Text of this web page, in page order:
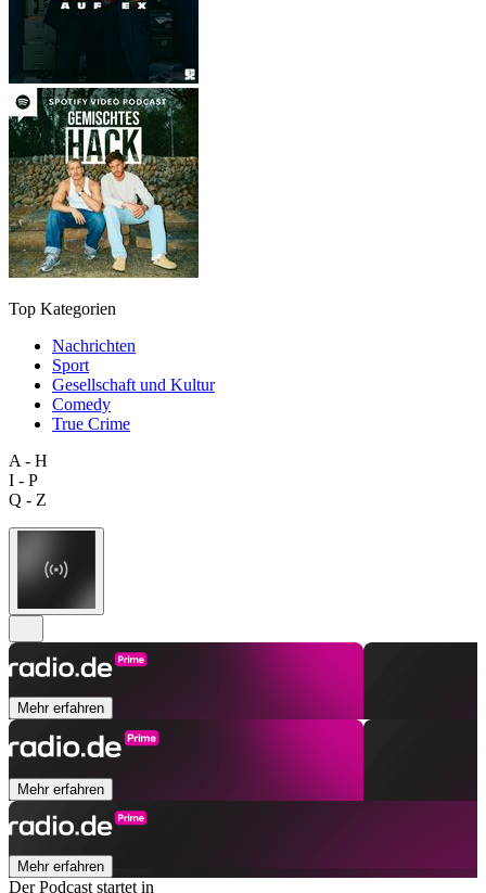
Top Kategorien
Nachrichten
Sport
Gesellschaft und Kultur
Comedy
True Crime
A - H
I - P
Q - Z
Mehr erfahren
Mehr erfahren
Mehr erfahren
Der Podcast startet in